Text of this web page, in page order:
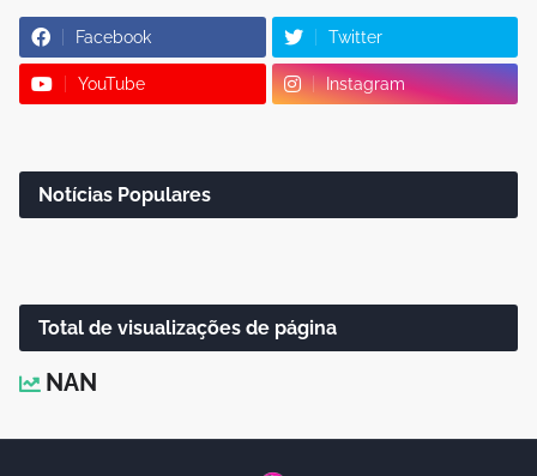
Facebook Twitter
YouTube Instagram
Notícias Populares
Total de visualizações de página
NAN